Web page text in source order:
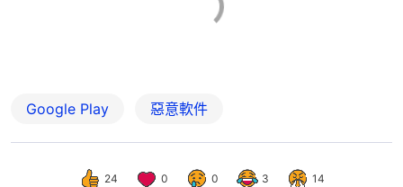
Google Play 惡意軟件
24 0 0 3 14